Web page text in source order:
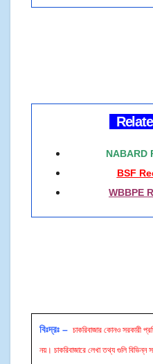
NABARD
BSF
WBBPE
বিঃদ্রঃ – চাকরিবাজার কোনও সরকারী
নয়। চাকরিবাজারে লেখা তথ্য গুলি বিভিন্ন